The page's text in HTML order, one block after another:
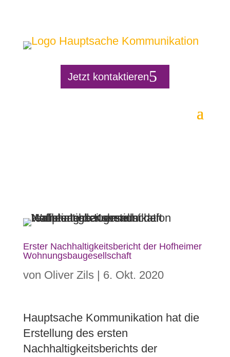
Jetzt kontaktieren
Erster Nachhaltigkeitsbericht der Hofheimer
Wohnungsbaugesellschaft
von Oliver Zils| 6. Okt. 2020
Hauptsache Kommunikation hat die
Erstellung des ersten
Nachhaltigkeitsberichts der